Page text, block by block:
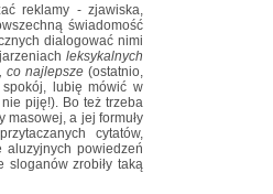
reklamy - zjawiska,
świadomość
dialogować nimi
leksykalnych
co najlepsze(ostatnio,
lubię mówić w
piję!). Bo też trzeba
masowej, a jej formuły
cytatów,
powiedzeń
sloganów zrobiły taką